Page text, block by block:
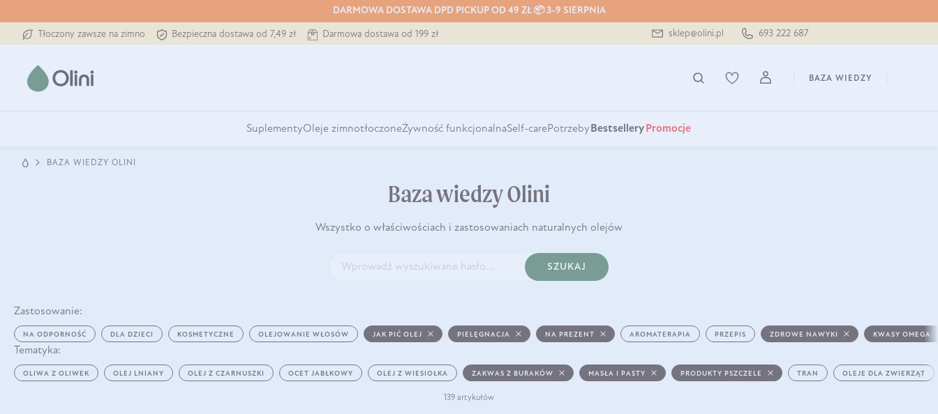
DARMOWA DOSTAWA DPD PICKUP OD 49 ZŁ 📦 3-9 SIERPNIA
Tłoczony zawsze na zimno Bezpieczna dostawa od 7,49 zł Darmowa dostawa od 199 zł sklep@olini.pl 693 222 687
BAZA WIEDZY
SuplementyOleje zimnotłoczoneŻywność funkcjonalnaSelf-carePotrzeby Bestsellery Promocje
BAZA WIEDZY OLINI
Baza wiedzy Olini
Wszystko o właściwościach i zastosowaniach naturalnych olejów
SZUKAJ
Zastosowanie:
NA ODPORNOŚĆ DLA DZIECI KOSMETYCZNE OLEJOWANIE WŁOSÓW JAK PIĆ OLEJ PIELĘGNACJA NA PREZENT AROMATERAPIA PRZEPIS ZDROWE NAWYKI KWASY OMEGA
Tematyka:
OLIWA Z OLIWEK OLEJ LNIANY OLEJ Z CZARNUSZKI OCET JABŁKOWY OLEJ Z WIESIOŁKA ZAKWAS Z BURAKÓW MASŁA I PASTY PRODUKTY PSZCZELE TRAN OLEJE DLA ZWIERZĄT
139 artykułów